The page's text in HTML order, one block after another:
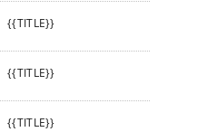
{{TITLE}}
{{TITLE}}
{{TITLE}}